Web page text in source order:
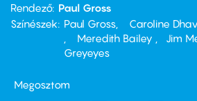
Rendező Paul Gross
Színészek
Paul Gross Caroline
Meredith Bailey
Jim
Greyeyes
Megosztom